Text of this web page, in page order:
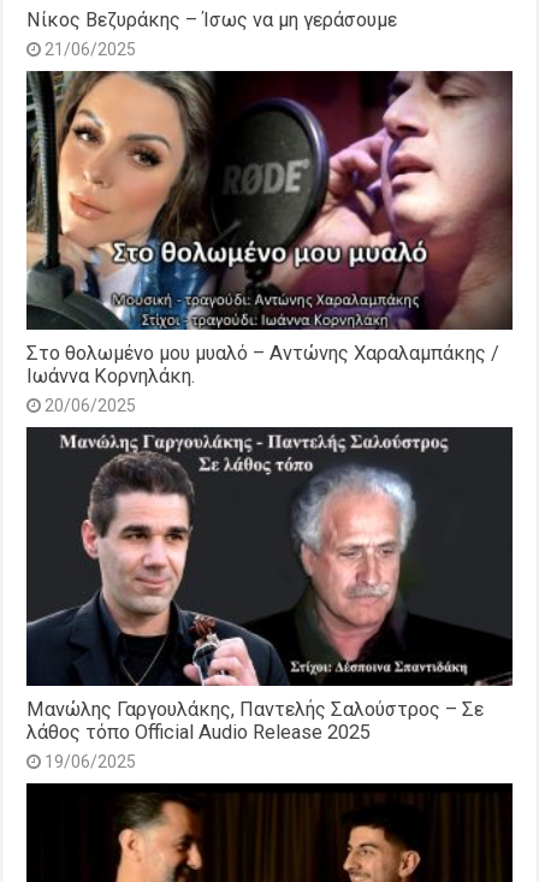
Νίκος Βεζυράκης – Ίσως να μη γεράσουμε
21/06/2025
Στο θολωμένο μου μυαλό – Αντώνης Χαραλαμπάκης /
Ιωάννα Κορνηλάκη.
20/06/2025
Μανώλης Γαργουλάκης, Παντελής Σαλούστρος – Σε
λάθος τόπο Official Audio Release 2025
19/06/2025